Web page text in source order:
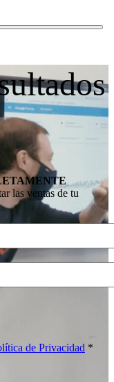
las ventas de tu
de Privacidad *